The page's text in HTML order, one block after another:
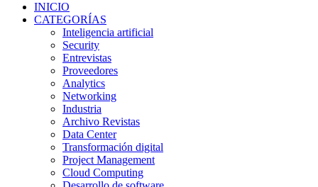
INICIO
CATEGORÍAS
Inteligencia artificial
Security
Entrevistas
Proveedores
Analytics
Networking
Industria
Archivo Revistas
Data Center
Transformación digital
Project Management
Cloud Computing